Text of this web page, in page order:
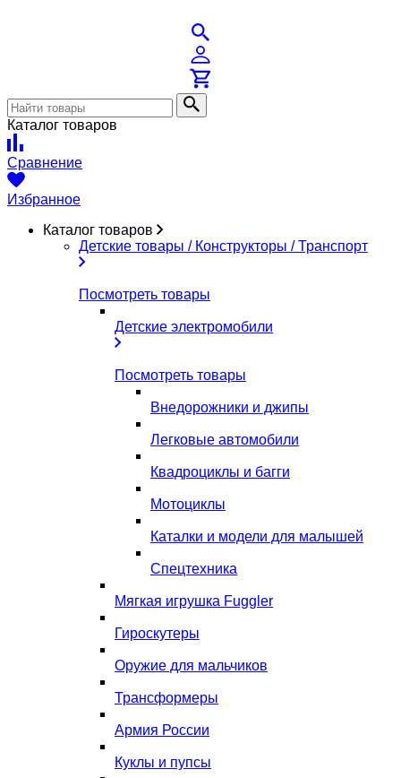
Каталог товаров
Сравнение
Избранное
Каталог товаров
Детские товары / Конструкторы / Транспорт
Посмотреть товары
Детские электромобили
Посмотреть товары
Внедорожники и джипы
Легковые автомобили
Квадроциклы и багги
Мотоциклы
Каталки и модели для малышей
Спецтехника
Мягкая игрушка Fuggler
Гироскутеры
Оружие для мальчиков
Трансформеры
Армия России
Куклы и пупсы